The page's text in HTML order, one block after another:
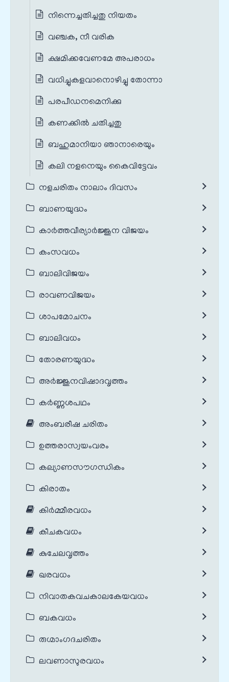
നിന്നെച്ചതിച്ചതു നിയതം
വഞ്ചക, നീ വരിക
ക്ഷമിക്കവേണമേ അപരാധം
വധിച്ചുകളവാനൊഴിച്ചു തോന്നാ
പരപീഡനമെനിക്കു
കണക്കിൽ ചതിച്ചതു
ബഹുമാനിയാ ഞാനാരെയും
കലി നളനെയും കൈവിട്ടേവം
നളചരിതം നാലാം ദിവസം
ബാണയുദ്ധം
കാർത്തവീര്യാർജ്ജുന വിജയം
കംസവധം
ബാലിവിജയം
രാവണവിജയം
ശാപമോചനം
ബാലിവധം
തോരണയുദ്ധം
അർജ്ജുനവിഷാദവൃത്തം
കർണ്ണശപഥം
അംബരീഷ ചരിതം
ഉത്തരാസ്വയംവരം
കല്യാണസൗഗന്ധികം
കിരാതം
കിർമ്മീരവധം
കീചകവധം
കുചേലവൃത്തം
ഖരവധം
നിവാതകവചകാലകേയവധം
ബകവധം
രുഗ്മാംഗദചരിതം
ലവണാസുരവധം